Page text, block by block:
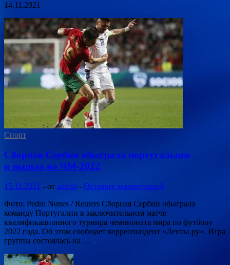
14.11.2021
Спорт
Сборная Сербии обыграла португальцев
и вышла на ЧМ-2022
15.11.2021 - от admin - Оставьте комментарий
Фото: Pedro Nunes / Reuters Сборная Сербии обыграла
команду Португалии в заключительном матче
квалификационного турнира чемпионата мира по футболу
2022 года. Об этом сообщает корреспондент «Ленты.ру». Игра
группы состоялась на …